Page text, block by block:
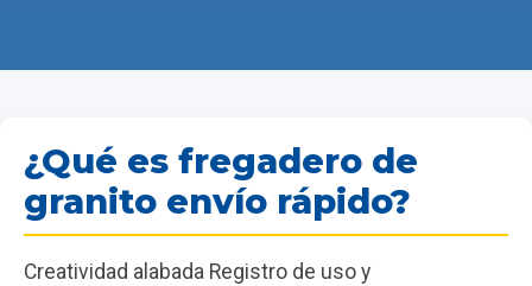
¿Qué es fregadero de
granito envío rápido?
Creatividad alabada Registro de uso y